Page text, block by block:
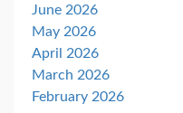
June 2026
May 2026
April 2026
March 2026
February 2026